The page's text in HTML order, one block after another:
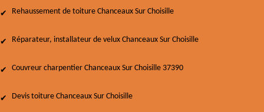
Rehaussement de toiture Chanceaux Sur Choisille
Réparateur, installateur de velux Chanceaux Sur Choisille
Couvreur charpentier Chanceaux Sur Choisille 37390
Devis toiture Chanceaux Sur Choisille